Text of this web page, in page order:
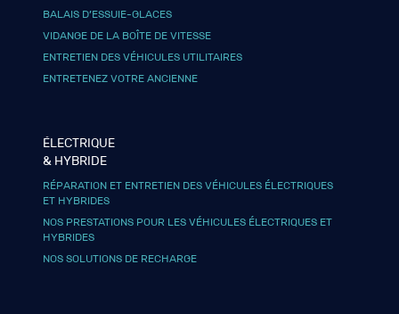
BALAIS D’ESSUIE-GLACES
VIDANGE DE LA BOÎTE DE VITESSE
ENTRETIEN DES VÉHICULES UTILITAIRES
ENTRETENEZ VOTRE ANCIENNE
ÉLECTRIQUE
& HYBRIDE
RÉPARATION ET ENTRETIEN DES VÉHICULES ÉLECTRIQUES
ET HYBRIDES
NOS PRESTATIONS POUR LES VÉHICULES ÉLECTRIQUES ET
HYBRIDES
NOS SOLUTIONS DE RECHARGE